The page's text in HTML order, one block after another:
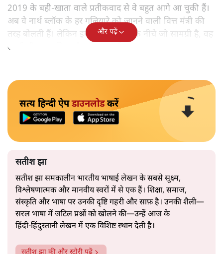
2019 के बही‑खाता वाले प्रतीकवाद से वे बहुत आगे आ चुकी हैं।
अब वे नार्थ ब्लॉक के हर गलियारे को जानने वाली वित्त मंत्री की
तरह बोलती हैं। लेकिन इस आत्मविश्वास के नीचे जो सामग्री है, वह
उतनी ही अनुमानित और दोहराव भरी।
और पढ़ें
सत्य हिन्दी ऐपडाउनलोडकरें
सतीश झा
सतीश झा समकालीन भारतीय भाषाई लेखन के सबसे सूक्ष्म,
विश्लेषणात्मक और मानवीय स्वरों में से एक हैं। शिक्षा, समाज,
संस्कृति और भाषा पर उनकी दृष्टि गहरी और साफ़ है। उनकी शैली—
सरल भाषा में जटिल प्रश्नों को खोलने की—उन्हें आज के
हिंदी‑हिंदुस्तानी लेखन में एक विशिष्ट स्थान देती है।